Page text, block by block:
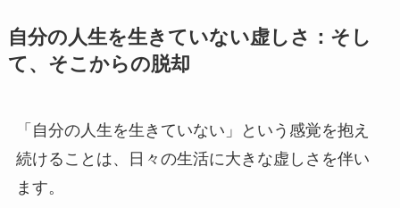
自分の人生を生きていない虚しさ：そし
て、そこからの脱却
「自分の人生を生きていない」という感覚を抱え
続けることは、日々の生活に大きな虚しさを伴い
ます。